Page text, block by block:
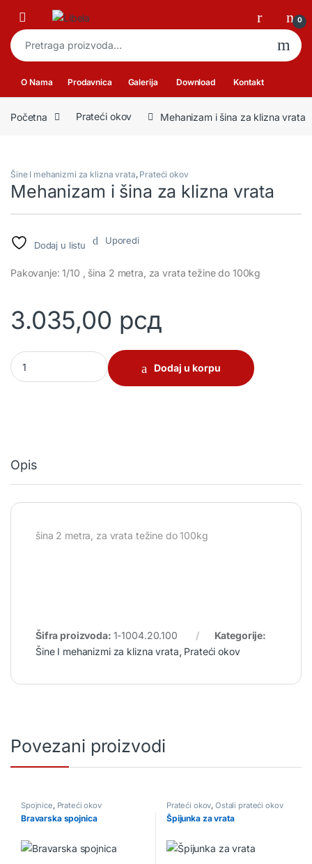
Skip to navigation
Skip to content
Open 0
Pretraga za:
O Nama Prodavnica Galerija Download Kontakt
Početna Prateći okov Mehanizam i šina za klizna vrata
Šine I mehanizmi za klizna vrata, Prateći okov
Mehanizam i šina za klizna vrata
Dodaj u listu Uporedi
Pakovanje: 1/10 , šina 2 metra, za vrata težine do 100kg
3.035,00 рсд
Mehanizam i šina za klizna vrata quantity
Dodaj u korpu
Opis
šina 2 metra, za vrata težine do 100kg
Šifra proizvoda: 1-1004.20.100
Kategorije:
Šine I mehanizmi za klizna vrata, Prateći okov
Povezani proizvodi
Spojnice, Prateći okov
Bravarska spojnica
Prateći okov,Ostali prateći okov
Špijunka za vrata